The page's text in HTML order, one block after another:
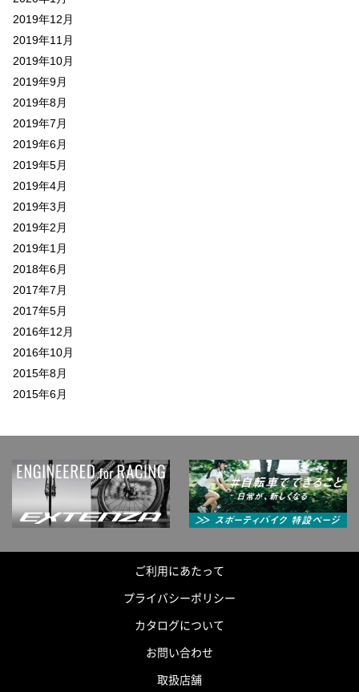
2019年12月
2019年11月
2019年10月
2019年9月
2019年8月
2019年7月
2019年6月
2019年5月
2019年4月
2019年3月
2019年2月
2019年1月
2018年6月
2017年7月
2017年5月
2016年12月
2016年10月
2015年8月
2015年6月
ご利用にあたって
プライバシーポリシー
カタログについて
お問い合わせ
取扱店舗